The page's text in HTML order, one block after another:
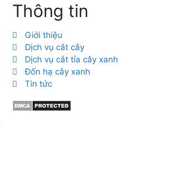
Thông tin
Giới thiệu
Dịch vụ cắt cây
Dịch vụ cắt tỉa cây xanh
Đốn hạ cây xanh
Tin tức